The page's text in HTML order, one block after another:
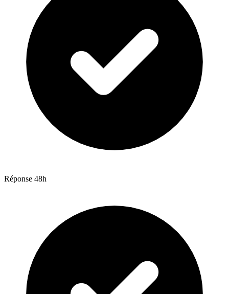
Réponse 48h